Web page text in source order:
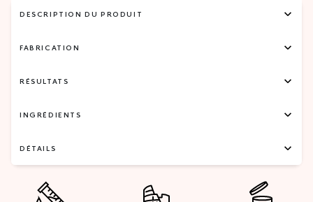
DESCRIPTION DU PRODUIT
FABRICATION
RÉSULTATS
INGRÉDIENTS
DÉTAILS